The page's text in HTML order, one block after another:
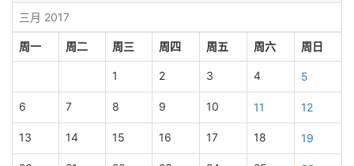
三月 2017
周一 周二 周三 周四 周五 周六 周日
1 2 3 4 5
6 7 8 9 10 11 12
13 14 15 16 17 18 19